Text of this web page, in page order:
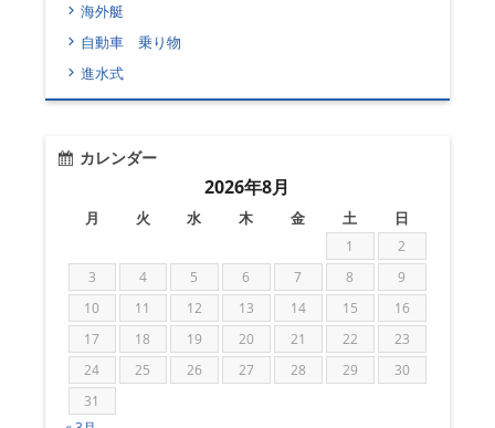
海外艇
自動車 乗り物
進水式
カレンダー
2026年8月
月 火 水 木 金 土 日
1
2
3
4 5 6 7 8
9
10
11 12 13 14 15
16
17
18 19 20 21 22
23
24
25 26 27 28 29
30
31